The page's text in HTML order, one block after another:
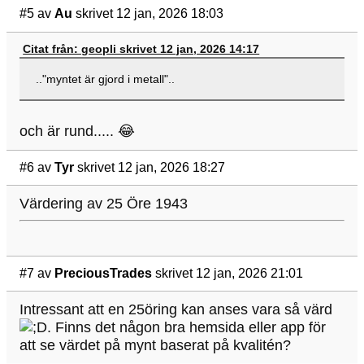
#5 av Au skrivet 12 jan, 2026 18:03
Citat från: geopli skrivet 12 jan, 2026 14:17
.."myntet är gjord i metall"..
och är rund..... 😂
#6 av Tyr skrivet 12 jan, 2026 18:27
Värdering av 25 Öre 1943
#7 av PreciousTrades skrivet 12 jan, 2026 21:01
Intressant att en 25öring kan anses vara så värd
. Finns det någon bra hemsida eller app för
att se värdet på mynt baserat på kvalitén?